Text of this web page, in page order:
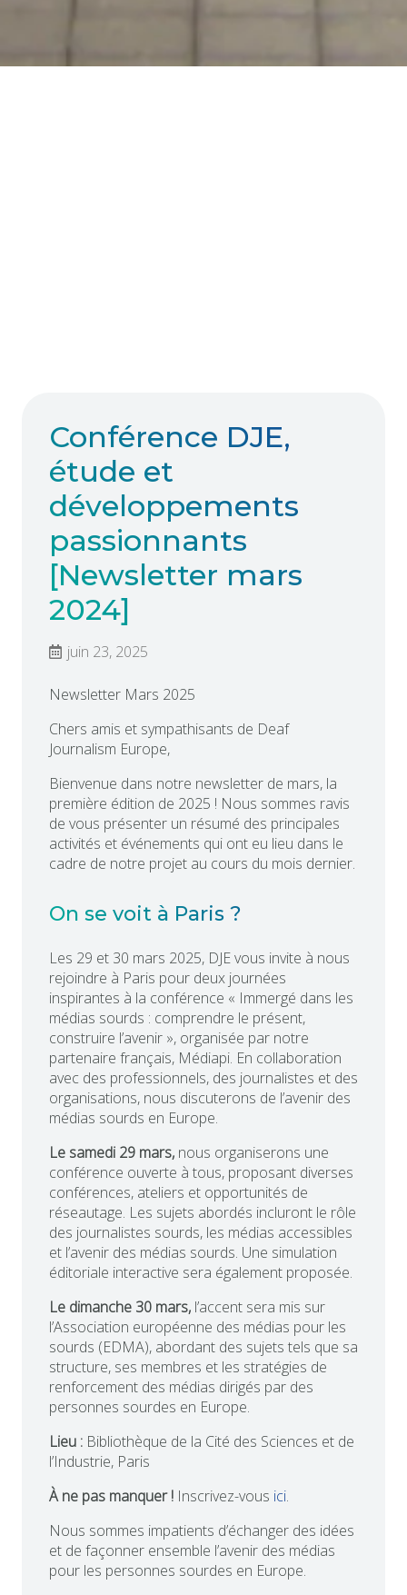
Conférence DJE,
étude et
développements
passionnants
[Newsletter mars
2024]
juin 23, 2025
Newsletter Mars 2025
Chers amis et sympathisants de Deaf
Journalism Europe,
Bienvenue dans notre newsletter de mars, la
première édition de 2025 ! Nous sommes ravis
de vous présenter un résumé des principales
activités et événements qui ont eu lieu dans le
cadre de notre projet au cours du mois dernier.
On se voit à Paris ?
Les 29 et 30 mars 2025, DJE vous invite à nous
rejoindre à Paris pour deux journées
inspirantes à la conférence « Immergé dans les
médias sourds : comprendre le présent,
construire l’avenir », organisée par notre
partenaire français, Médiapi. En collaboration
avec des professionnels, des journalistes et des
organisations, nous discuterons de l’avenir des
médias sourds en Europe.
Le samedi 29 mars, nous organiserons une
conférence ouverte à tous, proposant diverses
conférences, ateliers et opportunités de
réseautage. Les sujets abordés incluront le rôle
des journalistes sourds, les médias accessibles
et l’avenir des médias sourds. Une simulation
éditoriale interactive sera également proposée.
Le dimanche 30 mars, l’accent sera mis sur
l’Association européenne des médias pour les
sourds (EDMA), abordant des sujets tels que sa
structure, ses membres et les stratégies de
renforcement des médias dirigés par des
personnes sourdes en Europe.
Lieu : Bibliothèque de la Cité des Sciences et de
l’Industrie, Paris
À ne pas manquer ! Inscrivez-vous ici.
Nous sommes impatients d’échanger des idées
et de façonner ensemble l’avenir des médias
pour les personnes sourdes en Europe.